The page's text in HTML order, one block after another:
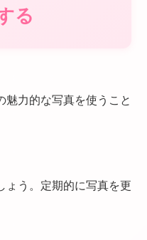
る
力的な写真を使うこと
ょう。定期的に写真を更